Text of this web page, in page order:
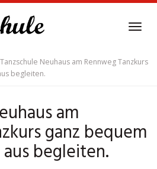
Tanzschule Neuhaus am Rennweg Tanzkurs
begleiten.
am
ganz bequem
begleiten.